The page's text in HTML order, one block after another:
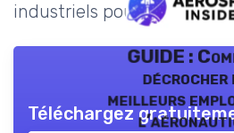
industriels pour les
GUIDE :
décrocher
meilleurs
Téléchargez